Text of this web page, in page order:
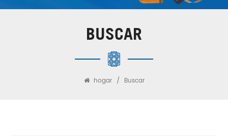
BUSCAR
hogar / Buscar